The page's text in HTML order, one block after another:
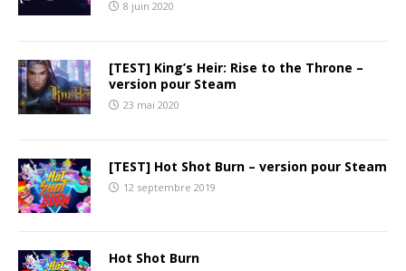
8 juin 2020
[TEST] King’s Heir: Rise to the Throne –
version pour Steam
23 mai 2020
[TEST] Hot Shot Burn – version pour Steam
12 septembre 2019
Hot Shot Burn